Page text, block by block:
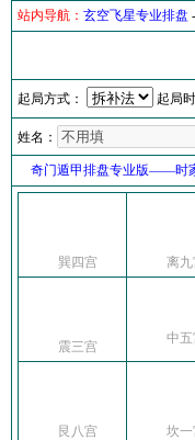
站内导航： 玄空飞星专业排盘 -
起局方式： 起局
姓名：
奇门遁甲排盘专业版——时
巽四宫 离
震三宫
中
艮八宫 坎